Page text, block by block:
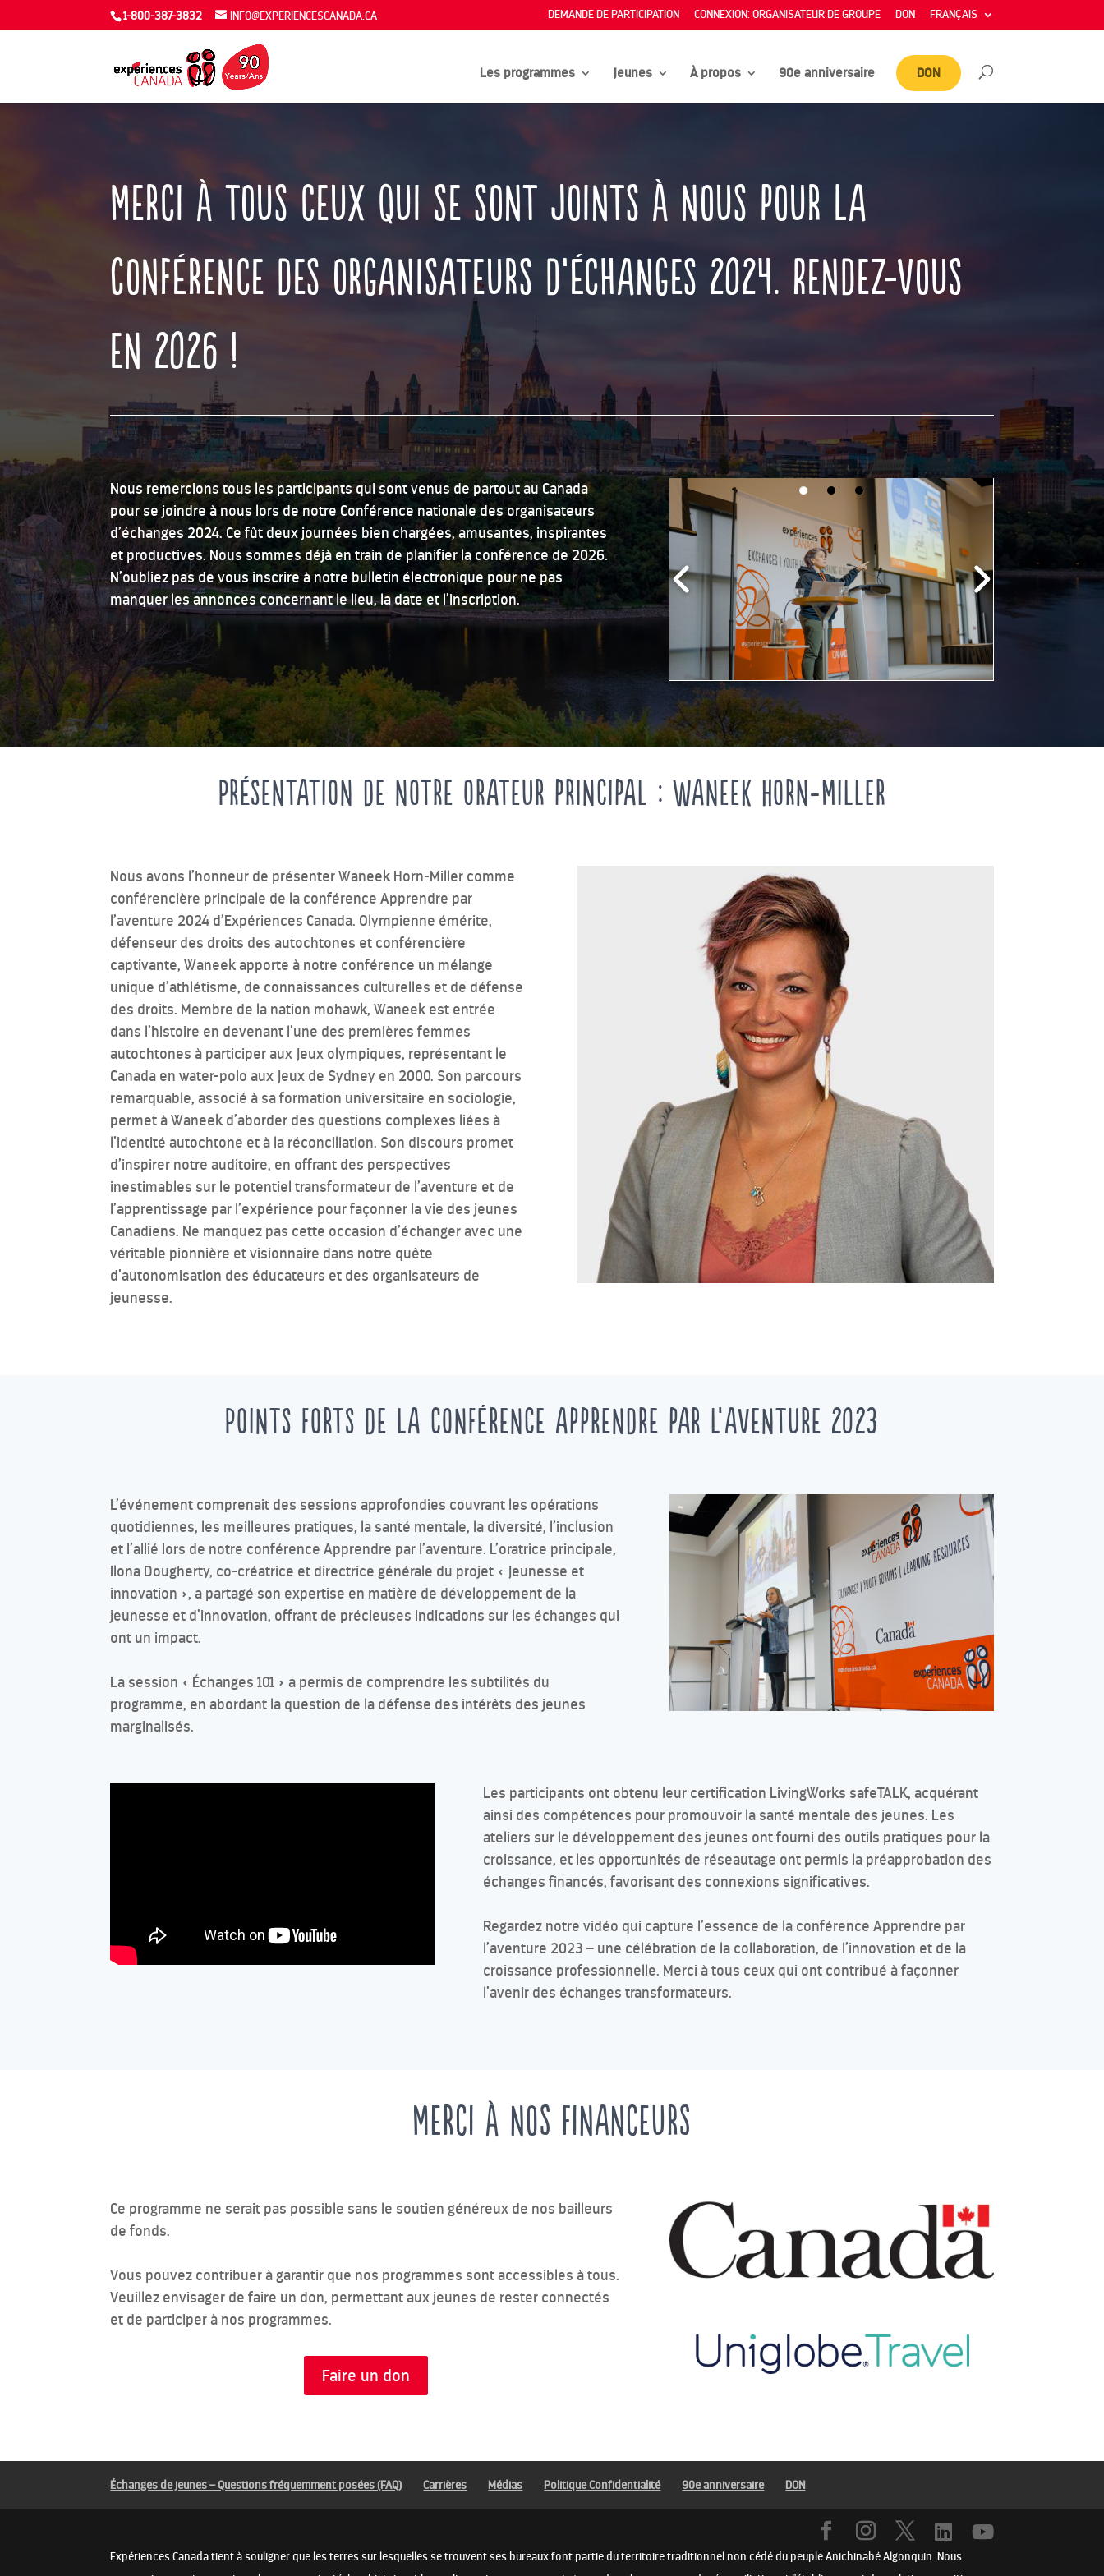
1-800-387-3832 INFO@EXPERIENCESCANADA.CA DEMANDE DE PARTICIPATION CONNEXION: ORGANISATEUR DE GROUPE DON FRANÇAIS
Les programmes Jeunes À propos 90e anniversaire DON
Merci àtousceux qui sesont joints à nous pour la
Conférence desorganisateurs d’échanges 2024. Rendez-vous
en 2026 !
Nous remercions tousles participants quisont venus de partoutau Canada
pour se joindre à nous lorsdenotre Conférence nationale desorganisateurs
d’échanges 2024. Cefût deux journées bienchargées,amusantes,inspirantes
et productives. Nous sommesdéjàentrain deplanifier la conférencede 2026.
N’oubliezpas devous inscrire ànotre bulletin électronique pour ne pas
manquerlesannonces concernantle lieu, la date etl’inscription.
Présentation de notre orateur principal : Waneek Horn-Miller
Nous avons l’honneur de présenter Waneek Horn-Miller comme
conférencière principale de la conférence Apprendre par
l’aventure 2024 d’Expériences Canada. Olympienne émérite,
défenseur des droits des autochtones et conférencière
captivante, Waneek apporte à notre conférence un mélange
unique d’athlétisme, de connaissances culturelles et de défense
des droits. Membre de la nation mohawk, Waneek est entrée
dans l’histoire en devenant l’une des premières femmes
autochtones à participer aux Jeux olympiques, représentant le
Canada en water-polo aux Jeux de Sydney en 2000. Son parcours
remarquable, associé à sa formation universitaire en sociologie,
permet à Waneek d’aborder des questions complexes liées à
l’identité autochtone et à la réconciliation. Son discours promet
d’inspirer notre auditoire, en offrant des perspectives
inestimables sur le potentiel transformateur de l’aventure et de
l’apprentissage par l’expérience pour façonner la vie des jeunes
Canadiens. Ne manquez pas cette occasion d’échanger avec une
véritable pionnière et visionnaire dans notre quête
d’autonomisation des éducateurs et des organisateurs de
jeunesse.
Points forts de la conférence apprendre par l’aventure 2023
L’événement comprenait des sessions approfondies couvrant les opérations
quotidiennes, les meilleures pratiques, la santé mentale, la diversité, l’inclusion
et l’allié lors de notre conférence Apprendre par l’aventure. L’oratrice principale,
Ilona Dougherty, co-créatrice et directrice générale du projet « Jeunesse et
innovation », a partagé son expertise en matière de développement de la
jeunesse et d’innovation, offrant de précieuses indications sur les échanges qui
ont un impact.
La session « Échanges 101 » a permis de comprendre les subtilités du
programme, en abordant la question de la défense des intérêts des jeunes
marginalisés.
Les participants ont obtenu leur certification LivingWorks safeTALK, acquérant
ainsi des compétences pour promouvoir la santé mentale des jeunes. Les
ateliers sur le développement des jeunes ont fourni des outils pratiques pour la
croissance, et les opportunités de réseautage ont permis la préapprobation des
échanges financés, favorisant des connexions significatives.
Regardez notre vidéo qui capture l’essence de la conférence Apprendre par
l’aventure 2023 – une célébration de la collaboration, de l’innovation et de la
croissance professionnelle. Merci à tous ceux qui ont contribué à façonner
l’avenir des échanges transformateurs.
Merci à nos financeurs
Ce programme ne serait pas possible sans le soutien généreux de nos bailleurs
de fonds.
Vous pouvez contribuer à garantir que nos programmes sont accessibles à tous.
Veuillez envisager de faire un don, permettant aux jeunes de rester connectés
et de participer à nos programmes.
Faire un don
Échanges de jeunes – Questions fréquemment posées (FAQ) Carrières Médias Politique Confidentialité 90e anniversaire DON
Expériences Canada tient à souligner que les terres sur lesquelles se trouvent ses bureaux font partie du territoire traditionnel non cédé du peuple Anichinabé Algonquin. Nous